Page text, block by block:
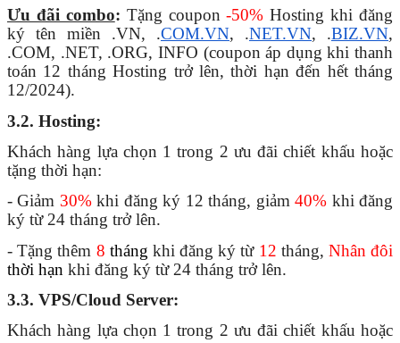
Ưu đãi combo: Tặng coupon -50% Hosting khi đăng
ký tên miền .VN, .COM.VN, .NET.VN, .BIZ.VN,
.COM, .NET, .ORG, INFO (coupon áp dụng khi thanh
toán 12 tháng Hosting trở lên, thời hạn đến hết tháng
12/2024).
3.2. Hosting:
Khách hàng lựa chọn 1 trong 2 ưu đãi chiết khấu hoặc
tặng thời hạn:
- Giảm 30% khi đăng ký 12 tháng, giảm 40% khi đăng
ký từ 24 tháng trở lên.
- Tặng thêm 8 tháng khi đăng ký từ 12 tháng, Nhân đôi
thời hạn khi đăng ký từ 24 tháng trở lên.
3.3. VPS/Cloud Server:
Khách hàng lựa chọn 1 trong 2 ưu đãi chiết khấu hoặc